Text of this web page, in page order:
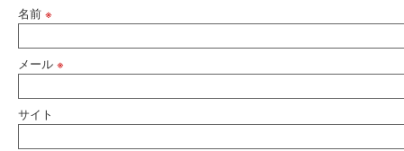
名前 ※
メール ※
サイト